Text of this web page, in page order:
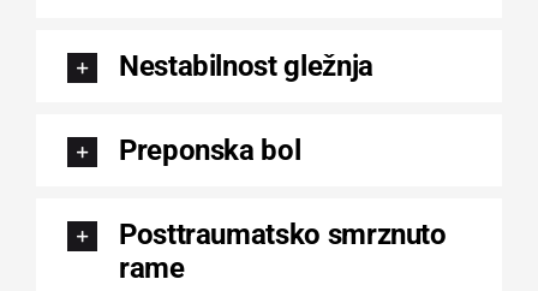
Nestabilnost gležnja
Preponska bol
Posttraumatsko smrznuto
rame